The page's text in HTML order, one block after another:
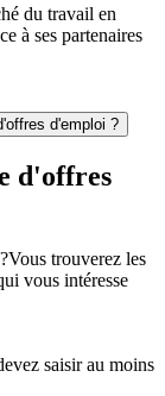
du travail en
à ses partenaires
d'emploi ?
d'offres
Vous trouverez les
vous intéresse
saisir au moins